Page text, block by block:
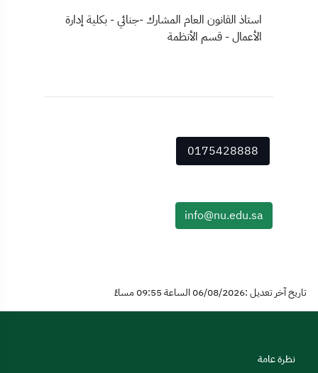
استاذ القانون العام المشارك -جنائي - بكلية إدارة
الأعمال - قسم الأنظمة
0175428888
info@nu.edu.sa
تاريخ آخر تعديل :06/08/2026 الساعة 09:55 مساءً
نظرة عامة